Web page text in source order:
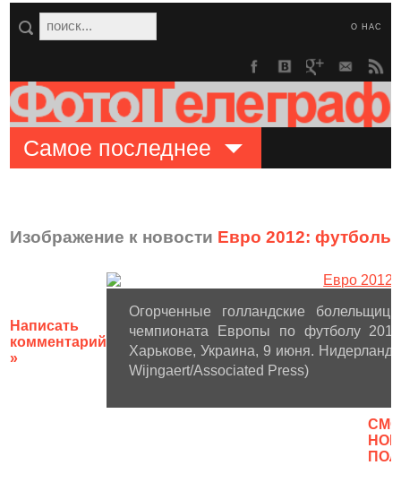
О НАС
Самое последнее
Изображение к новости Евро 2012:
Написать
комментарий
»
Огорченные голландские
чемпионата Европы по футболу
Харькове, Украина, 9 июня.
Wijngaert/Associated Press)